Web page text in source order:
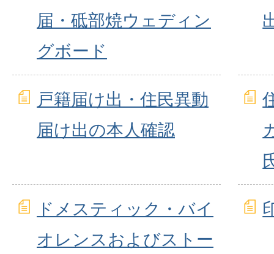
届・砥部焼ウェディン
グボード
戸籍届け出・住民異動
届け出の本人確認
ドメスティック・バイ
オレンスおよびストー